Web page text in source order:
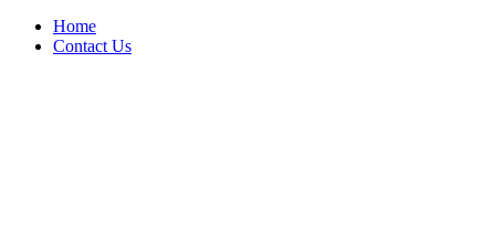
Home
Contact Us